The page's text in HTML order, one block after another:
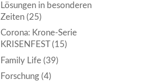
Lösungen in besonderen
Zeiten (25)
Corona: Krone-Serie
KRISENFEST(15)
Family Life (39)
Forschung (4)